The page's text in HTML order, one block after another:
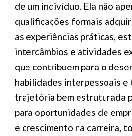
de um indivíduo. Ela não
qualificações formais
as experiências práticas,
intercâmbios e atividades
que contribuem para o
habilidades interpessoais e
trajetória bem estruturada
para oportunidades de
e crescimento na carreira,